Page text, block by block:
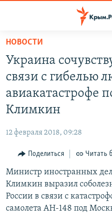
Вернуться
основному
содержанию
главной
Вернутся
поиску
СПЕЦПРОЕКТЫ
ИСТОРИЯ
ИНТЕРАКТИВ
ИНФОГРАФИКА
ТЕЛЕПРОЕКТ КРЫМ.РЕАЛИИ
СОВЕТЫ ПРАВОЗАЩИТНИКОВ
ПРОПАВШИЕ БЕЗ ВЕСТИ
РАДІО СВОБОДА
КАК ОБОЙТИ
Українською
Qırımtatar
НОВОСТИ
Украина
связи с гибелью
авиакатастрофе
Климкин
12 февраля 2018, 09:28
Поделиться Читать
Министр иностранных
Климкин выразил
России в связи с
самолета АН-148 под